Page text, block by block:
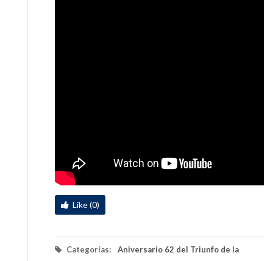
Like (0)
Categorías: Aniversario 62 del Triunfo de la